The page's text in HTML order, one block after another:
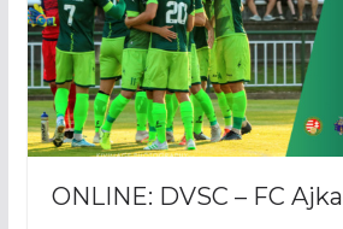
ONLINE: DVSC – FC Ajka